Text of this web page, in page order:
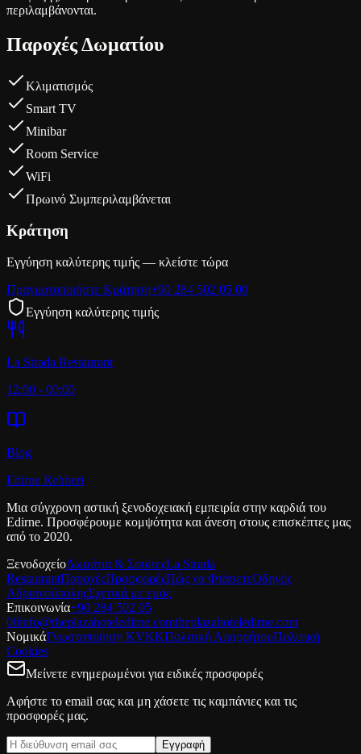
περιλαμβάνονται.
Παροχές Δωματίου
Κλιματισμός
Smart TV
Minibar
Room Service
WiFi
Πρωινό Συμπεριλαμβάνεται
Κράτηση
Εγγύηση καλύτερης τιμής — κλείστε τώρα
Πραγματοποιήστε Κράτηση+90 284 502 05 00
Εγγύηση καλύτερης τιμής
La Strada Restaurant
12:00 - 00:00
Blog
Edirne Rehberi
Μια σύγχρονη αστική ξενοδοχειακή εμπειρία στην καρδιά του
Edirne. Προσφέρουμε κομψότητα και άνεση στους επισκέπτες μας
από το 2020.
ΞενοδοχείοΔωμάτια & ΣουίτεςLa Strada
RestaurantΠαροχέςΠροσφορέςΠώς να ΦτάσετεΟδηγός
ΑδριανούποληςΣχετικά με εμάς
Επικοινωνία+90 284 502 05
00info@theplazahoteledirne.comtheplazahoteledirne.com
ΝομικάΓνωστοποίηση KVKKΠολιτική ΑπορρήτουΠολιτική
Cookies
Μείνετε ενημερωμένοι για ειδικές προσφορές
Αφήστε το email σας και μη χάσετε τις καμπάνιες και τις
προσφορές μας.
Εγγραφή